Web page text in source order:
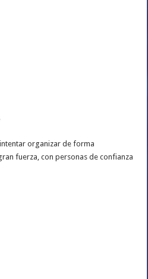
organizar de forma
fuerza, con personas de confianza